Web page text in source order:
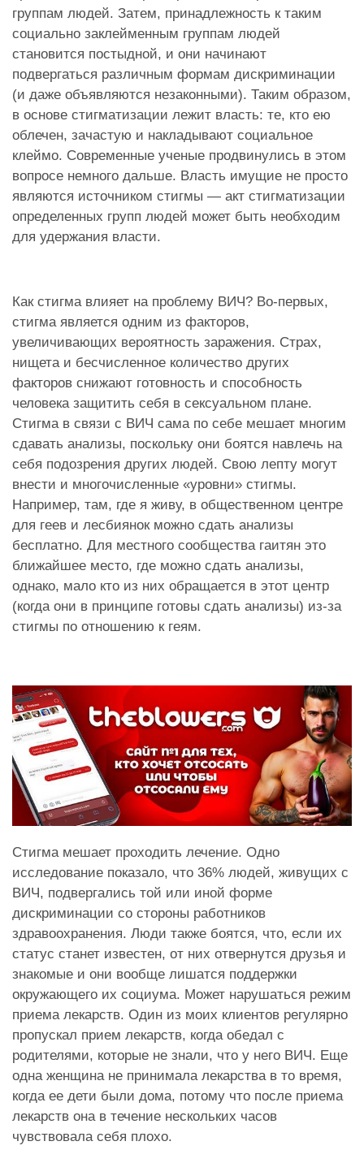
группам людей. Затем, принадлежность к таким
социально заклейменным группам людей
становится постыдной, и они начинают
подвергаться различным формам дискриминации
(и даже объявляются незаконными). Таким образом,
в основе стигматизации лежит власть: те, кто ею
облечен, зачастую и накладывают социальное
клеймо. Современные ученые продвинулись в этом
вопросе немного дальше. Власть имущие не просто
являются источником стигмы — акт стигматизации
определенных групп людей может быть необходим
для удержания власти.
Как стигма влияет на проблему ВИЧ? Во-первых,
стигма является одним из факторов,
увеличивающих вероятность заражения. Страх,
нищета и бесчисленное количество других
факторов снижают готовность и способность
человека защитить себя в сексуальном плане.
Стигма в связи с ВИЧ сама по себе мешает многим
сдавать анализы, поскольку они боятся навлечь на
себя подозрения других людей. Свою лепту могут
внести и многочисленные «уровни» стигмы.
Например, там, где я живу, в общественном центре
для геев и лесбиянок можно сдать анализы
бесплатно. Для местного сообщества гаитян это
ближайшее место, где можно сдать анализы,
однако, мало кто из них обращается в этот центр
(когда они в принципе готовы сдать анализы) из-за
стигмы по отношению к геям.
Стигма мешает проходить лечение. Одно
исследование показало, что 36% людей, живущих с
ВИЧ, подвергались той или иной форме
дискриминации со стороны работников
здравоохранения. Люди также боятся, что, если их
статус станет известен, от них отвернутся друзья и
знакомые и они вообще лишатся поддержки
окружающего их социума. Может нарушаться режим
приема лекарств. Один из моих клиентов регулярно
пропускал прием лекарств, когда обедал с
родителями, которые не знали, что у него ВИЧ. Еще
одна женщина не принимала лекарства в то время,
когда ее дети были дома, потому что после приема
лекарств она в течение нескольких часов
чувствовала себя плохо.